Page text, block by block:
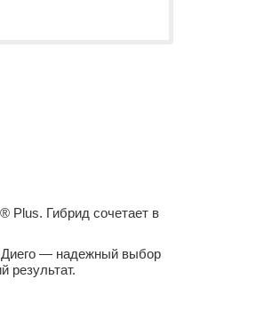
Plus. Гибрид сочетает в
Диего — надежный выбор
результат.